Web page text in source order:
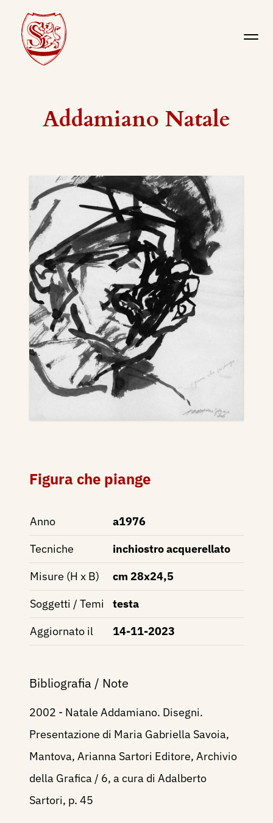
Addamiano Natale
Figura che piange
Anno
a1976
Tecniche
inchiostro acquerellato
Misure (H x B)
cm 28x24,5
Soggetti / Temi
testa
Aggiornato il
14-11-2023
Bibliografia / Note
2002 - Natale Addamiano. Disegni.
Presentazione di Maria Gabriella Savoia,
Mantova, Arianna Sartori Editore, Archivio
della Grafica / 6, a cura di Adalberto
Sartori, p. 45